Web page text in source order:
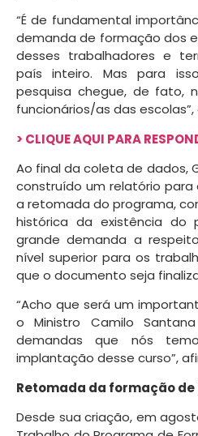
“É de fundamental
demanda de formação dos
desses trabalhadores e
país inteiro. Mas para
pesquisa chegue, de fato,
funcionários/as das
> CLIQUE AQUI PARA
Ao final da coleta de dados,
construído um relatório
a retomada do programa,
histórica da existência do
grande demanda a
nível superior para os
que o documento seja
“Acho que será um
o Ministro Camilo
demandas que nós
implantação desse curso”,
Retomada da formação
Desde sua criação, em